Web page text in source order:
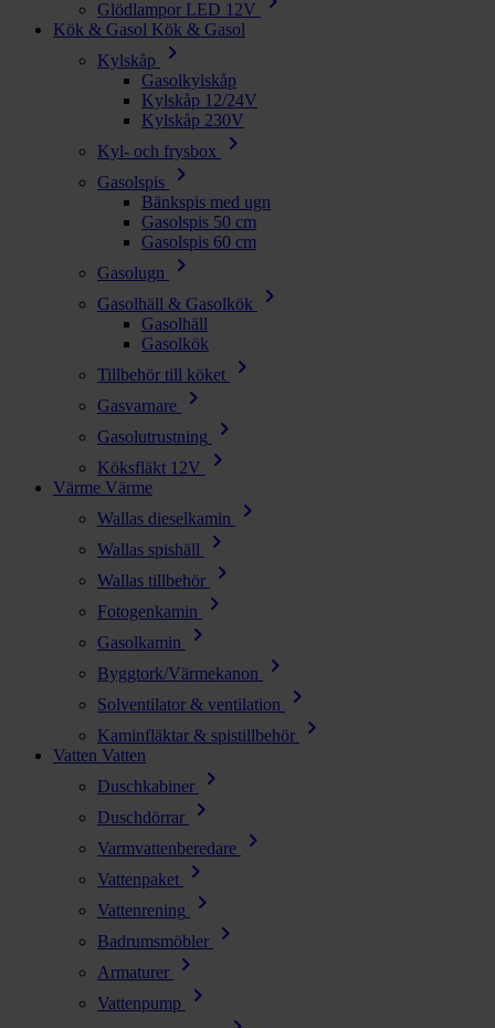
Glödlampor LED 12V
Kök & Gasol Kök & Gasol
Kylskåp
chevron_right
Gasolkylskåp
Kylskåp 12/24V
Kylskåp 230V
Kyl- och frysbox
chevron_right
Gasolspis chevron_right
Bänkspis med ugn
Gasolspis 50 cm
Gasolspis 60 cm
Gasolugn
chevron_right
Gasolhäll & Gasolkök chevron_right
Gasolhäll
Gasolkök
Tillbehör till köket
chevron_right
Gasvarnare chevron_right
Gasolutrustning chevron_right
Köksfläkt 12V chevron_right
Värme Värme
Wallas dieselkamin
chevron_right
Wallas spishäll chevron_right
Wallas tillbehör chevron_right
Fotogenkamin chevron_right
Gasolkamin chevron_right
Byggtork/Värmekanon chevron_right
Solventilator & ventilation chevron_right
Kaminfläktar & spistillbehör chevron_right
Vatten Vatten
Duschkabiner
chevron_right
Duschdörrar chevron_right
Varmvattenberedare chevron_right
Vattenpaket chevron_right
Vattenrening chevron_right
Badrumsmöbler chevron_right
Armaturer chevron_right
Vattenpump chevron_right